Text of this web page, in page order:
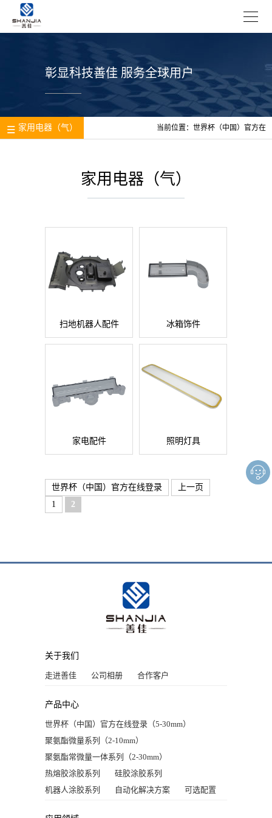
彰显科技善佳 服务全球用户
当前位置： 世界杯（中国）官方在
（气）
家用电器（气）
家用电器（气）
扫地机器人配件

冰箱饰件
家电配件

照明灯具
世界杯（中国）官方在线登录
上一页
1
2
关于我们
走进善佳 公司相册 合作客户
产品中心
世界杯（中国）官方在线登录（5-30mm）
聚氨酯微量系列（2-10mm）
聚氨酯常微量一体系列（2-30mm）
热熔胶涂胶系列
硅胶涂胶系列
机器人涂胶系列
自动化解决方案 可选配置